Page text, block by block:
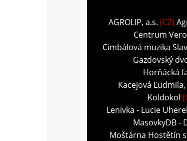
AGROLIP, a.s. (CZ)
Centrum
Cimbálová muzika
Gazdovský
Horňácká
Kacejová Ľudmila,
Koldokol
Lenivka - Lucie
MasovkyDB -
Moštárna Hostětín